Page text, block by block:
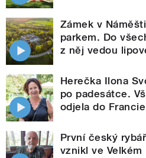
Zámek v
parkem. Do
z něj vedou
Herečka Ilona
po padesátce.
odjela do Francie
První český
vznikl ve